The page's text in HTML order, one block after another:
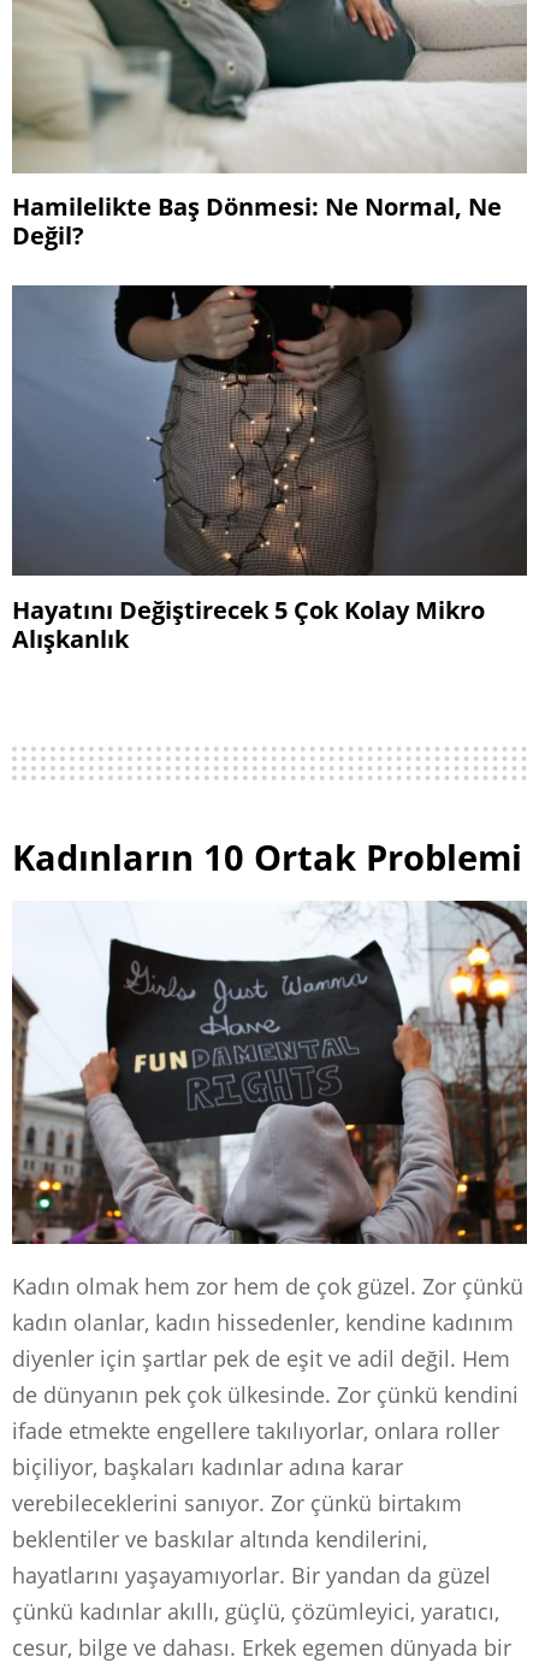
Hamilelikte Baş Dönmesi: Ne Normal, Ne
Değil?
Hayatını Değiştirecek 5 Çok Kolay Mikro
Alışkanlık
Kadınların 10 Ortak Problemi
Kadın olmak hem zor hem de çok güzel. Zor çünkü
kadın olanlar, kadın hissedenler, kendine kadınım
diyenler için şartlar pek de eşit ve adil değil. Hem
de dünyanın pek çok ülkesinde. Zor çünkü kendini
ifade etmekte engellere takılıyorlar, onlara roller
biçiliyor, başkaları kadınlar adına karar
verebileceklerini sanıyor. Zor çünkü birtakım
beklentiler ve baskılar altında kendilerini,
hayatlarını yaşayamıyorlar. Bir yandan da güzel
çünkü kadınlar akıllı, güçlü, çözümleyici, yaratıcı,
cesur, bilge ve dahası. Erkek egemen dünyada bir